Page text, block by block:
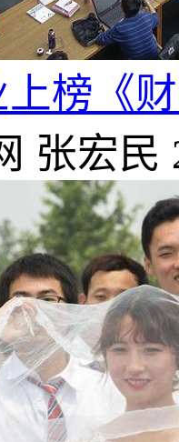
上榜《
张宏民